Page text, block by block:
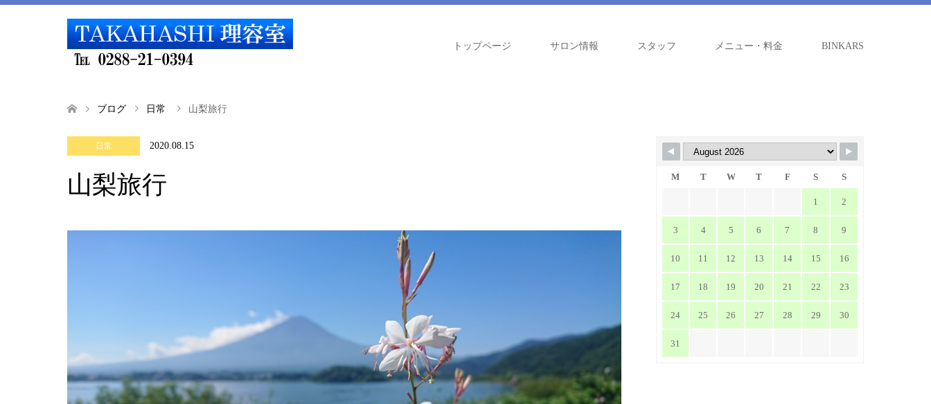
トップページ サロン情報 スタッフ メニュー・料金 BINKARS
ブログ 日常 山梨旅行
日常 2020.08.15
山梨旅行 M T W T F S S
1 2
3 4 5 6 7 8 9
10 11 12 13 14 15 16
17 18 19 20 21 22 23
24 25 26 27 28 29 30
31